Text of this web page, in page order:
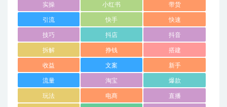
实操 小红书 带货
引流 快手 快速
技巧 抖店 抖音
拆解 挣钱 搭建
收益 文案 新手
流量 淘宝 爆款
玩法 电商 直播